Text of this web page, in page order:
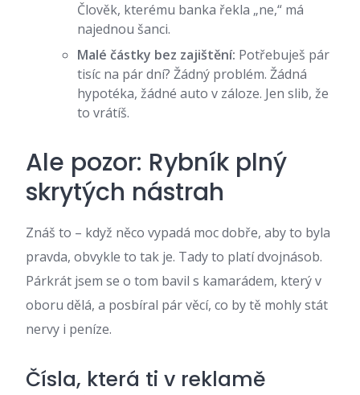
Člověk, kterému banka řekla „ne,“ má
najednou šanci.
Malé částky bez zajištění: Potřebuješ pár
tisíc na pár dní? Žádný problém. Žádná
hypotéka, žádné auto v záloze. Jen slib, že
to vrátíš.
Ale pozor: Rybník plný
skrytých nástrah
Znáš to – když něco vypadá moc dobře, aby to byla
pravda, obvykle to tak je. Tady to platí dvojnásob.
Párkrát jsem se o tom bavil s kamarádem, který v
oboru dělá, a posbíral pár věcí, co by tě mohly stát
nervy i peníze.
Čísla, která ti v reklamě